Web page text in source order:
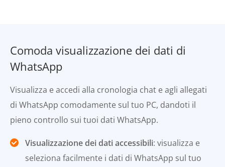
Comoda visualizzazione dei dati di
WhatsApp
Visualizza e accedi alla cronologia chat e agli allegati
di WhatsApp comodamente sul tuo PC, dandoti il
pieno controllo sui tuoi dati WhatsApp.
Visualizzazione dei dati accessibili: visualizza e
seleziona facilmente i dati di WhatsApp sul tuo